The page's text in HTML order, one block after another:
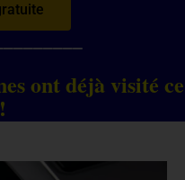
ont déjà visité ce